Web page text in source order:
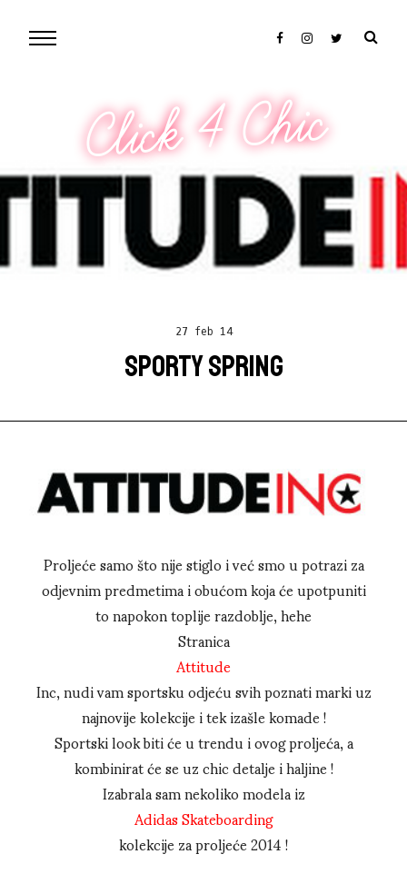
Click 4 Chic
27 feb 14
SPORTY SPRING
Proljeće samo što nije stiglo i već smo u potrazi za
odjevnim predmetima i obućom koja će upotpuniti
to napokon toplije razdoblje, hehe
Stranica
Attitude
Inc, nudi vam sportsku odjeću svih poznati marki uz
najnovije kolekcije i tek izašle komade !
Sportski look biti će u trendu i ovog proljeća, a
kombinirat će se uz chic detalje i haljine !
Izabrala sam nekoliko modela iz
Adidas Skateboarding
kolekcije za proljeće 2014 !